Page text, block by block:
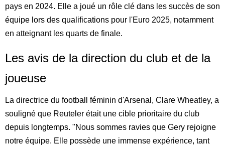
pays en 2024. Elle a joué un rôle clé dans les succès de son
équipe lors des qualifications pour l'Euro 2025, notamment
en atteignant les quarts de finale.
Les avis de la direction du club et de la
joueuse
La directrice du football féminin d'Arsenal, Clare Wheatley, a
souligné que Reuteler était une cible prioritaire du club
depuis longtemps. "Nous sommes ravies que Gery rejoigne
notre équipe. Elle possède une immense expérience, tant